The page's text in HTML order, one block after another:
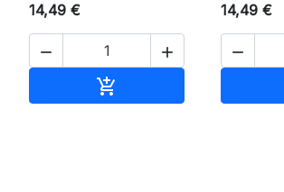
14,49 €
 

14,49 €
